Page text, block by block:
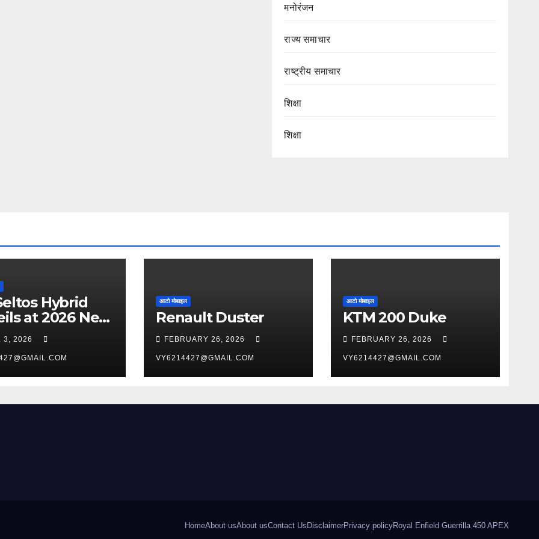
मनोरंजन
राज्य समाचार
राष्ट्रीय समाचार
शिक्षा
शिक्षा
Hybrid
at 2026 New
International
Show
3, 2026
आटो मोबाइल
Renault Duster
FEBRUARY 26, 2026
VY6214427@GMAIL.COM
आटो मोबाइल
KTM 200 Duke
FEBRUARY 26, 2026
VY6214427@GMAIL.COM
HomeAbout usAbout usContact Us DisclaimerPrivacy policyRoyal Enfield Guerrilla 450 APEX